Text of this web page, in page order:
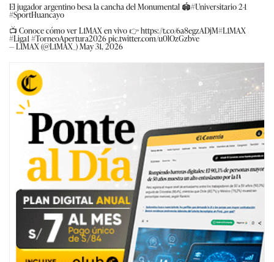
El jugador argentino besa la cancha del Monumental 🏟️#Universitario2-1
#SportHuancayo
📺 Conoce cómo ver L1MAX en vivo 👉https://t.co/6a8egzADjM#L1MAX
#Liga1#TorneoApertura2026pic.twitter.com/u0lOzGzbve
— L1MAX (@L1MAX_)May 31, 2026